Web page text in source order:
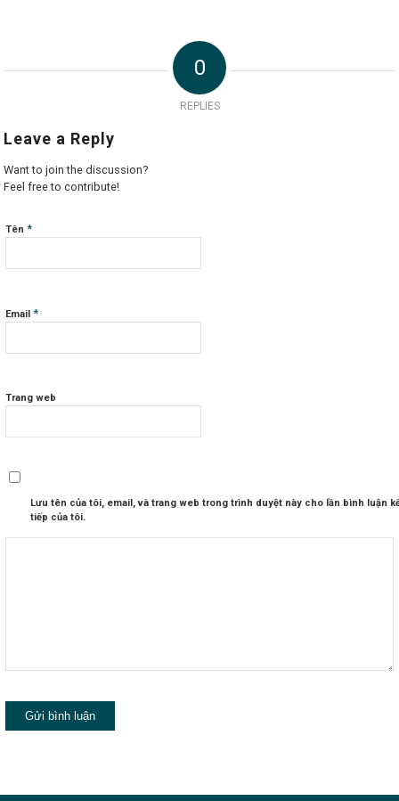
0
REPLIES
Leave a Reply
Want to join the discussion?
Feel free to contribute!
Tên*
Email*
Trang web
Lưu tên của tôi, email, và trang web trong trình duyệt này cho lần bình luận
tiếp của tôi.